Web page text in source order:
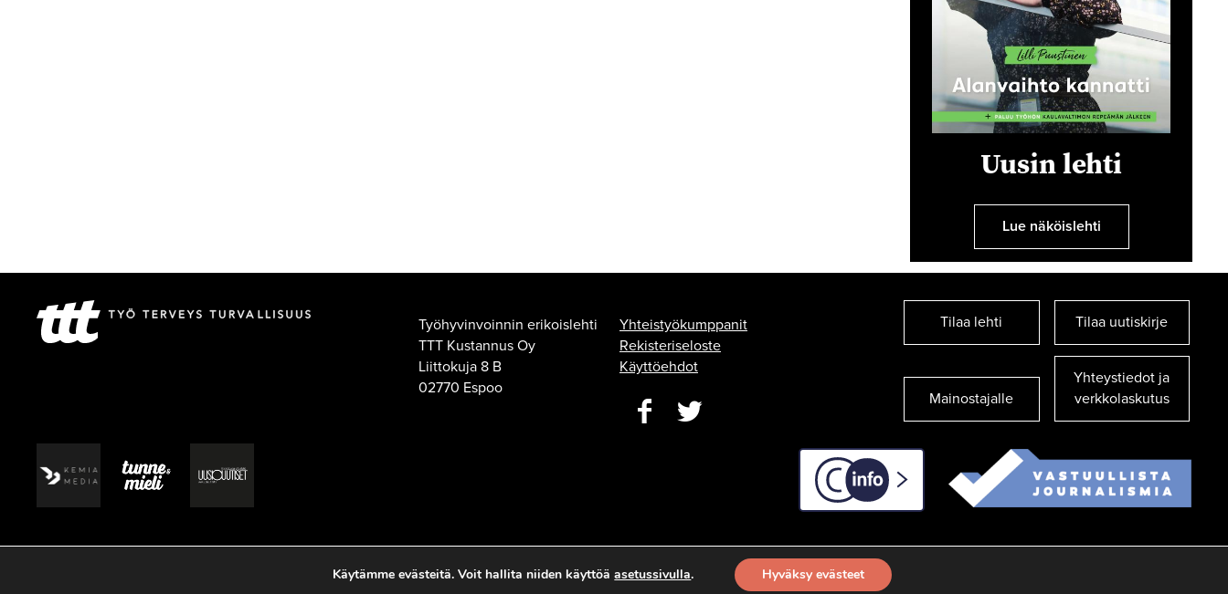
Uusin lehti
Lue näköislehti
Työhyvinvoinnin erikoislehti
TTT Kustannus Oy
Liittokuja 8 B
02770 Espoo
Yhteistyökumppanit
Rekisteriseloste
Käyttöehdot
Tilaa lehti Tilaa uutiskirje
Mainostajalle
Yhteystiedot ja
verkkolaskutus
C-info
Käytämme evästeitä. Voit hallita niiden käyttöäasetussivulla. Hyväksy evästeet